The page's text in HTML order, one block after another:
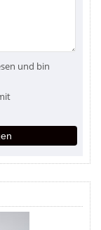
und bin